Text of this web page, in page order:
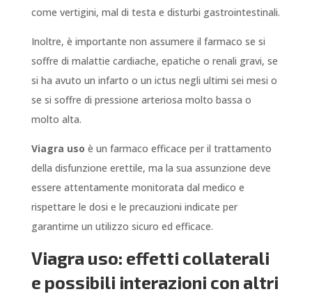
come vertigini, mal di testa e disturbi gastrointestinali.
Inoltre, è importante non assumere il farmaco se si
soffre di malattie cardiache, epatiche o renali gravi, se
si ha avuto un infarto o un ictus negli ultimi sei mesi o
se si soffre di pressione arteriosa molto bassa o
molto alta.
Viagra uso è un farmaco efficace per il trattamento
della disfunzione erettile, ma la sua assunzione deve
essere attentamente monitorata dal medico e
rispettare le dosi e le precauzioni indicate per
garantirne un utilizzo sicuro ed efficace.
Viagra uso: effetti collaterali
e possibili interazioni con altri